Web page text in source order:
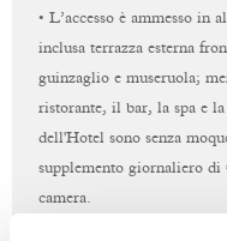
• L’accesso è ammesso in
inclusa terrazza esterna
guinzaglio e museruola;
ristorante, il bar, la spa e
dell'Hotel sono senza
supplemento giornaliero di
camera.